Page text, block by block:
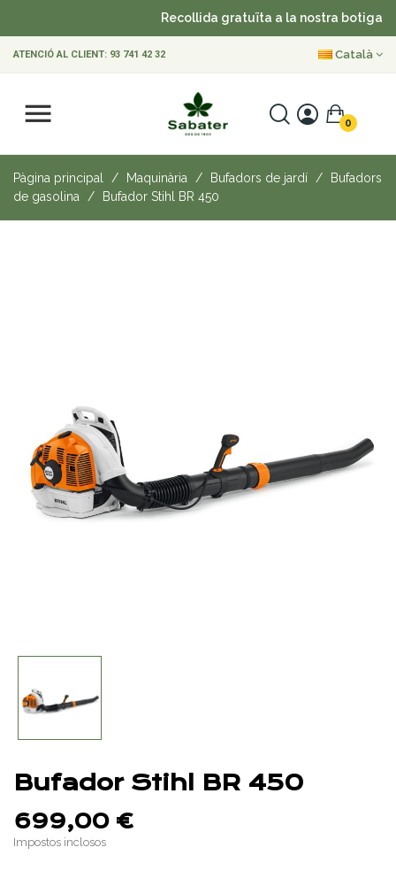
Recollida gratuïta a la nostra botiga
ATENCIÓ AL CLIENT: 93 741 42 32 Català
0
Pàgina principal Maquinària Bufadors de jardí
Bufadors
de gasolina
Bufador Stihl BR 450
Bufador Stihl BR 450
699,00 €
Impostos inclosos